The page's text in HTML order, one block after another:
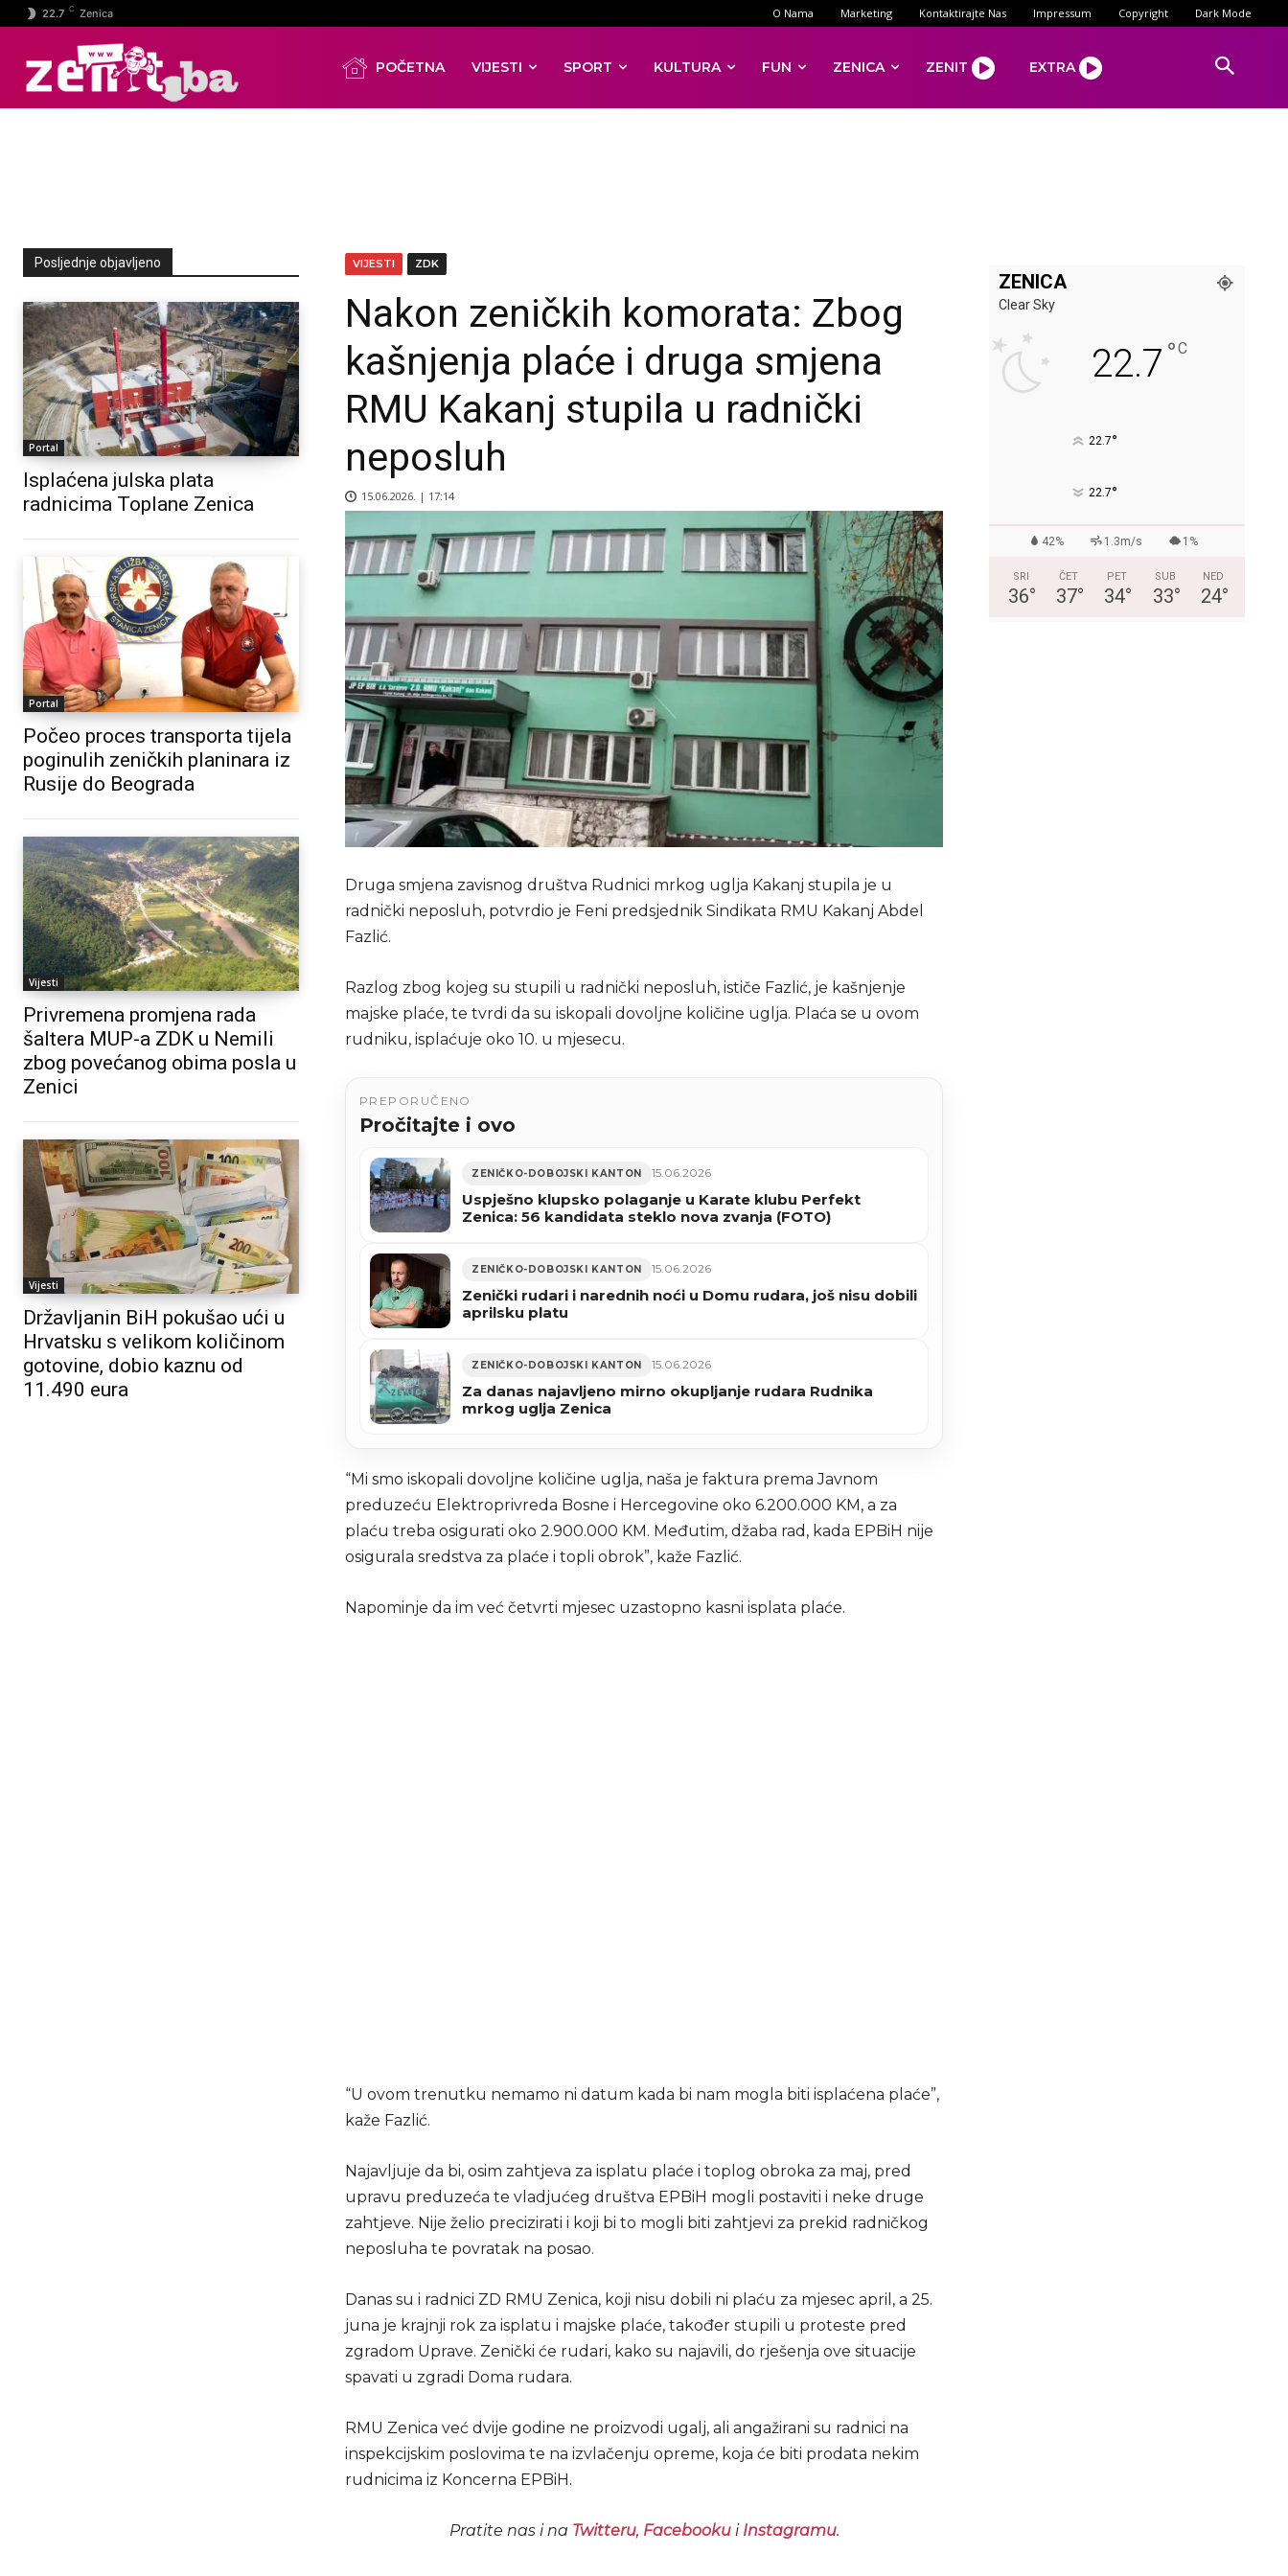
22.7 C Zenica O Nama Marketing Kontaktirajte Nas Impressum Copyright Dark Mode
POČETNA VIJESTI SPORT KULTURA FUN ZENICA ZENIT EXTRA
Posljednje objavljeno
Portal
Isplaćena julska plata
radnicima Toplane Zenica
Portal
Počeo proces transporta tijela
poginulih zeničkih planinara iz
Rusije do Beograda
Vijesti
Privremena promjena rada
šaltera MUP-a ZDK u Nemili
zbog povećanog obima posla u
Zenici
Vijesti
Državljanin BiH pokušao ući u
Hrvatsku s velikom količinom
gotovine, dobio kaznu od
11.490 eura
VIJESTI ZDK
Nakon zeničkih komorata: Zbog
kašnjenja plaće i druga smjena
RMU Kakanj stupila u radnički
neposluh
15.06.2026. | 17:14
Druga smjena zavisnog društva Rudnici mrkog uglja Kakanj stupila je u
radnički neposluh, potvrdio je Feni predsjednik Sindikata RMU Kakanj Abdel
Fazlić.
Razlog zbog kojeg su stupili u radnički neposluh, ističe Fazlić, je kašnjenje
majske plaće, te tvrdi da su iskopali dovoljne količine uglja. Plaća se u ovom
rudniku, isplaćuje oko 10. u mjesecu.
PREPORUČENO
Pročitajte i ovo
ZENIČKO-DOBOJSKI KANTON 15.06.2026
Uspješno klupsko polaganje u Karate klubu Perfekt
Zenica: 56 kandidata steklo nova zvanja (FOTO)
ZENIČKO-DOBOJSKI KANTON 15.06.2026
Zenički rudari i narednih noći u Domu rudara, još nisu dobili
aprilsku platu
ZENIČKO-DOBOJSKI KANTON 15.06.2026
Za danas najavljeno mirno okupljanje rudara Rudnika
mrkog uglja Zenica
“Mi smo iskopali dovoljne količine uglja, naša je faktura prema Javnom
preduzeću Elektroprivreda Bosne i Hercegovine oko 6.200.000 KM, a za
plaću treba osigurati oko 2.900.000 KM. Međutim, džaba rad, kada EPBiH nije
osigurala sredstva za plaće i topli obrok”, kaže Fazlić.
Napominje da im već četvrti mjesec uzastopno kasni isplata plaće.
“U ovom trenutku nemamo ni datum kada bi nam mogla biti isplaćena plaće”,
kaže Fazlić.
Najavljuje da bi, osim zahtjeva za isplatu plaće i toplog obroka za maj, pred
upravu preduzeća te vladjućeg društva EPBiH mogli postaviti i neke druge
zahtjeve. Nije želio precizirati i koji bi to mogli biti zahtjevi za prekid radničkog
neposluha te povratak na posao.
Danas su i radnici ZD RMU Zenica, koji nisu dobili ni plaću za mjesec april, a 25.
juna je krajnji rok za isplatu i majske plaće, također stupili u proteste pred
zgradom Uprave. Zenički će rudari, kako su najavili, do rješenja ove situacije
spavati u zgradi Doma rudara.
RMU Zenica već dvije godine ne proizvodi ugalj, ali angažirani su radnici na
inspekcijskim poslovima te na izvlačenju opreme, koja će biti prodata nekim
rudnicima iz Koncerna EPBiH.
Pratite nas i na Twitteru, Facebookui Instagramu.
ZENICA
Clear Sky
22.7 °C
22.7°
22.7°
42% 1.3m/s 1%
SRI
36°
ČET
37°
PET
34°
SUB
33°
NED
24°